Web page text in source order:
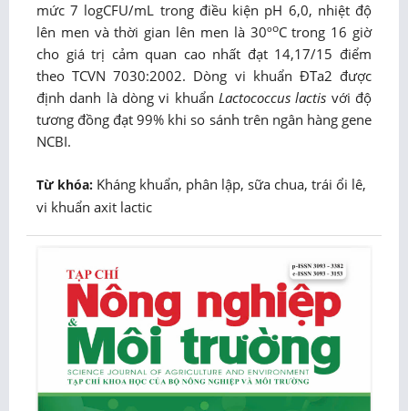
mức 7 logCFU/mL trong điều kiện pH 6,0, nhiệt độ
lên men và thời gian lên men là 30ºoC trong 16 giờ
cho giá trị cảm quan cao nhất đạt 14,17/15 điểm
theo TCVN 7030:2002. Dòng vi khuẩn ĐTa2 được
định danh là dòng vi khuẩnLactococcus lactis với độ
tương đồng đạt 99% khi so sánh trên ngân hàng gene
NCBI.
Từ khóa: Kháng khuẩn, phân lập, sữa chua, trái ổi lê,
vi khuẩn axit lactic